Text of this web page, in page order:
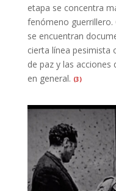
etapa se concentra
fenómeno
se encuentran
cierta línea pesimista
de paz y las acciones
en general. (3)